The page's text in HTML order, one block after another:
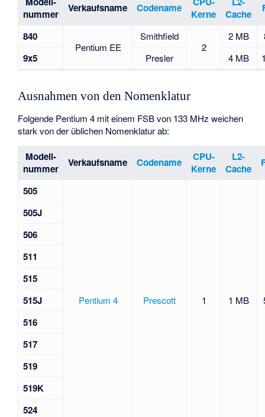
nummer
Verkaufsname Codename
Kerne
Cache
840
Pentium EE
Smithfield
2
2 MB
9x5 Presler 4 MB
Ausnahmen von den Nomenklatur
Folgende Pentium 4 mit einem FSB von 133 MHz weichen
stark von der üblichen Nomenklatur ab:
Modell-
nummer
Verkaufsname Codename
CPU-
Kerne
L2-
Cache
505
Pentium 4 Prescott 1 1 MB
505J
506
511
515
515J
516
517
519
519K
524